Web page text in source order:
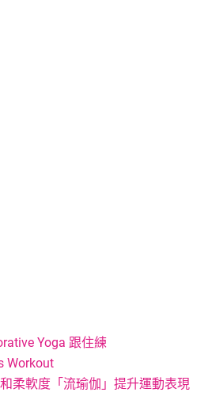
Yoga 跟住練
Workout
柔軟度「流瑜伽」提升運動表現